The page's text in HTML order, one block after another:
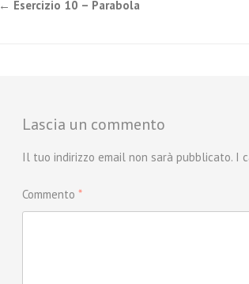
Post
← Esercizio 10 – Parabola
Lascia un commento
Il tuo indirizzo email non sarà pubblicato. I
Commento *